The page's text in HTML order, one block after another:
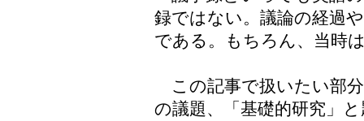
録ではない。議論の経過
である。もちろん、当時
この記事で扱いたい部
の議題、「基礎的研究」